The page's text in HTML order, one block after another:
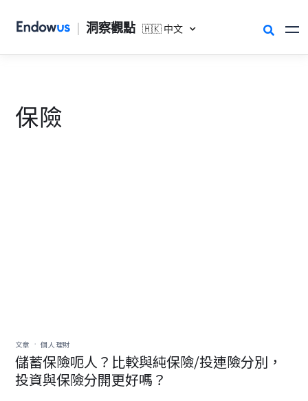
| 洞察觀點 🇭🇰 中文 
保險
文章 . 個人理財
儲蓄保險呃人？比較與純保險/投連險分別，
投資與保險分開更好嗎？